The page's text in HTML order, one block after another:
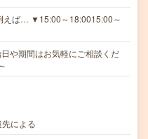
えば… ▼15:00～18:0015:00～
や期間はお気軽にご相談くだ
による